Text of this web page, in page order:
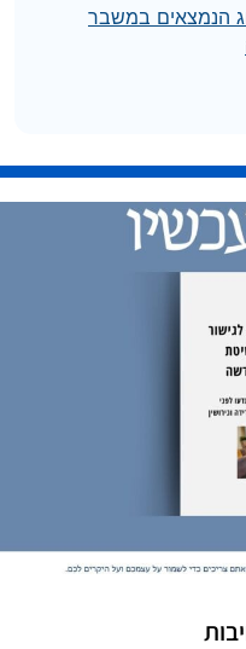
הנמצאים במשבר